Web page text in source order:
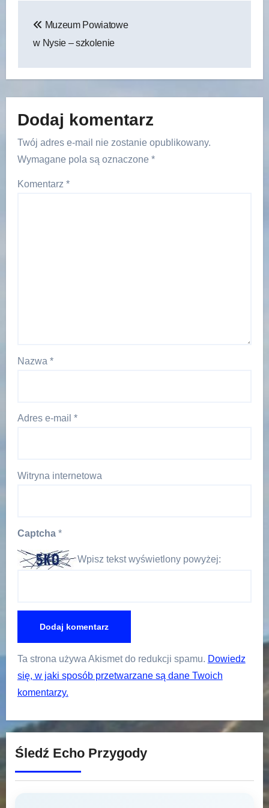
wpisu
Muzeum Powiatowe
w Nysie – szkolenie
Dodaj komentarz
Twój adres e-mail nie zostanie opublikowany.
Wymagane pola są oznaczone *
Komentarz *
Nazwa *
Adres e-mail *
Witryna internetowa
Captcha *
Wpisz tekst wyświetlony powyżej:
Ta strona używa Akismet do redukcji spamu. Dowiedz
się, w jaki sposób przetwarzane są dane Twoich
komentarzy.
Śledź Echo Przygody